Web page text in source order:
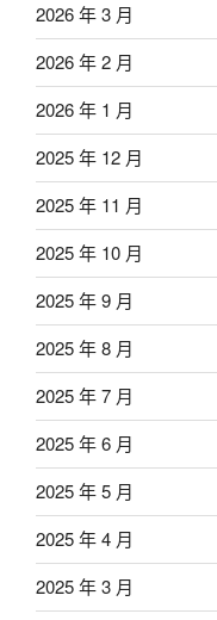
2026 年 3 月
2026 年 2 月
2026 年 1 月
2025 年 12 月
2025 年 11 月
2025 年 10 月
2025 年 9 月
2025 年 8 月
2025 年 7 月
2025 年 6 月
2025 年 5 月
2025 年 4 月
2025 年 3 月